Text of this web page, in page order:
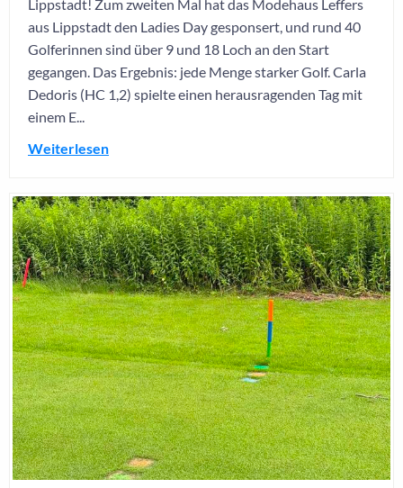
Lippstadt! Zum zweiten Mal hat das Modehaus Leffers
aus Lippstadt den Ladies Day gesponsert, und rund 40
Golferinnen sind über 9 und 18 Loch an den Start
gegangen. Das Ergebnis: jede Menge starker Golf. Carla
Dedoris (HC 1,2) spielte einen herausragenden Tag mit
einem E...
Weiterlesen